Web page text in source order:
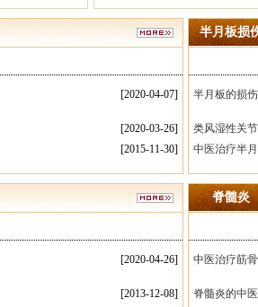
[2020-04-07]
[2020-03-26]
[2015-11-30]
半月板损
半月板的损
类风湿性关
中医治疗半
[2020-04-26]
[2013-12-08]
脊髓炎
中医治疗筋
脊髓炎的中